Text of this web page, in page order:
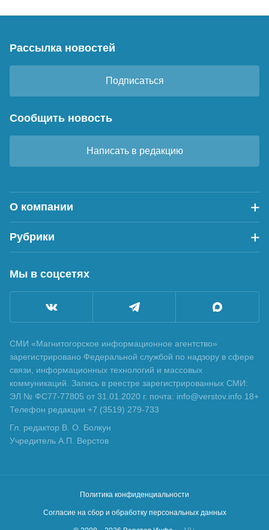
Рассылка новостей
Подписаться
Сообщить новость
Написать в редакцию
О компании
Рубрики
Мы в соцсетях
СМИ «Магнитогорское информационное агентство»
зарегистрировано Федеральной службой по надзору в сфере
связи, информационных технологий и массовых
коммуникаций. Запись в реестре зарегистрированных СМИ:
ЭЛ № ФС77-77805 от 31.01.2020 г. почта: info@verstov.info 18+
Телефон редакции +7 (3519) 279-733
Гл. редактор В. О. Болкун
Учредитель А.П. Верстов
Политика конфиденциальности
Согласие на сбор и обработку персональных данных